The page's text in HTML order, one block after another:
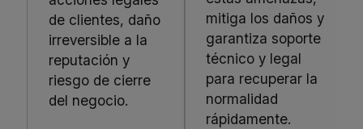
de clientes, daño
irreversible a la
reputación y
riesgo de cierre
del negocio.
mitiga los daños y
garantiza soporte
técnico y legal
para recuperar la
normalidad
rápidamente.